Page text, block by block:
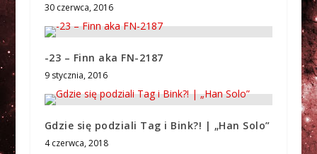
30 czerwca, 2016
-23 – Finn aka FN-2187
9 stycznia, 2016
Gdzie się podziali Tag i Bink?! | „Han Solo”
4 czerwca, 2018